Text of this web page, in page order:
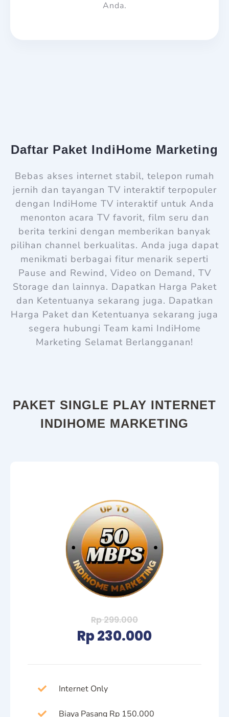
Anda.
Daftar Paket IndiHome Marketing
Bebas akses internet stabil, telepon rumah
jernih dan tayangan TV interaktif terpopuler
dengan IndiHome TV interaktif untuk Anda
menonton acara TV favorit, film seru dan
berita terkini dengan memberikan banyak
pilihan channel berkualitas. Anda juga dapat
menikmati berbagai fitur menarik seperti
Pause and Rewind, Video on Demand, TV
Storage dan lainnya. Dapatkan Harga Paket
dan Ketentuanya sekarang juga. Dapatkan
Harga Paket dan Ketentuanya sekarang juga
segera hubungi Team kami IndiHome
Marketing Selamat Berlangganan!
PAKET SINGLE PLAY INTERNET
INDIHOME MARKETING
Rp 299.000
Rp 230.000
Internet Only
Biaya Pasang Rp 150.000